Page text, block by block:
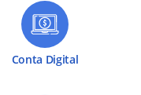
Conta Digital